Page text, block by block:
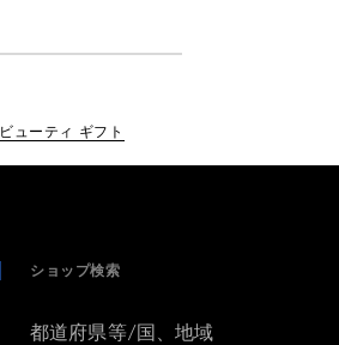
ビューティ ギフト
ショップ検索
都道府県等/国、地域